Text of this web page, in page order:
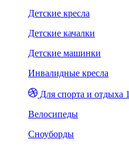
Детские кресла
Детские качалки
Детские машинки
Инвалидные кресла
Для спорта и отдыха 1
Велосипеды
Сноуборды